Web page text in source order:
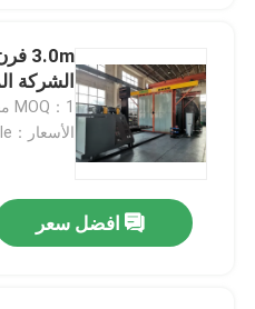
أشرطة فيديو
جولة في المعمل
الشركة
MOQ：1 مجموعة
الأسعار：negotiable
افضل سعر